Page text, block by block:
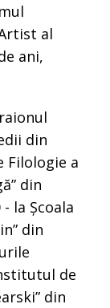
al
ani,
din
Filologie a
din
la Școala
din
de
din